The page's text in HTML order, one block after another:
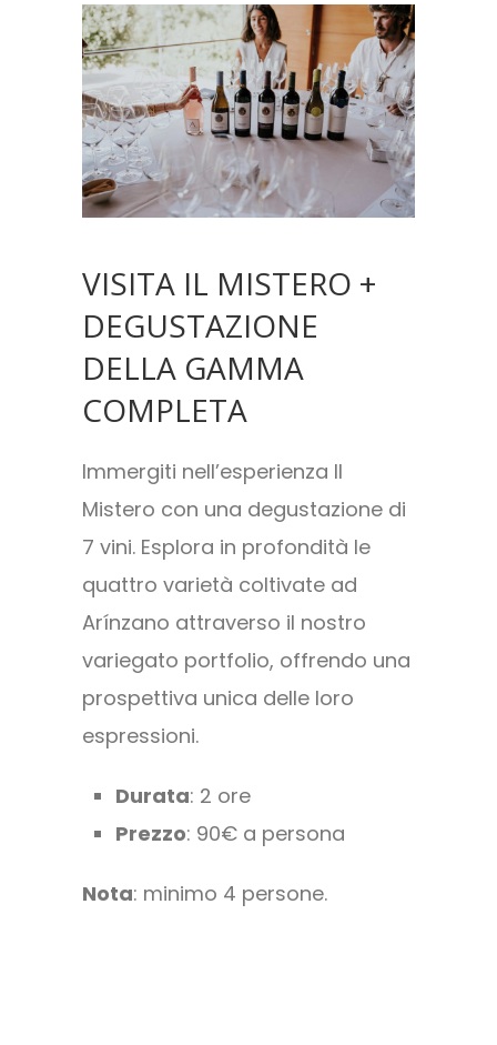
VISITA IL MISTERO +
DEGUSTAZIONE
DELLA GAMMA
COMPLETA
Immergiti nell’esperienza Il
Mistero con una degustazione di
7 vini. Esplora in profondità le
quattro varietà coltivate ad
Arínzano attraverso il nostro
variegato portfolio, offrendo una
prospettiva unica delle loro
espressioni.
Durata: 2 ore
Prezzo: 90€ a persona
Nota: minimo 4 persone.